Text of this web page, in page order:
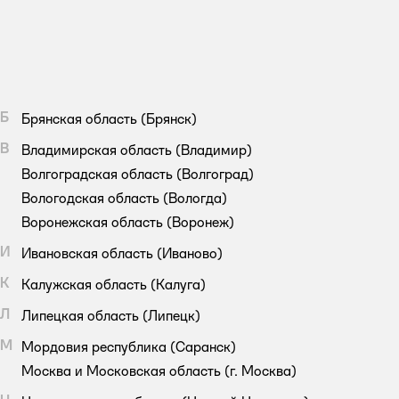
Б Брянская область (Брянск)
В
Владимирская область (Владимир)
Волгоградская область (Волгоград)
Вологодская область (Вологда)
Воронежская область (Воронеж)
И
Ивановская область (Иваново)
К
Калужская область (Калуга)
Л
Липецкая область (Липецк)
М
Мордовия республика (Саранск)
Москва и Московская область (г. Москва)